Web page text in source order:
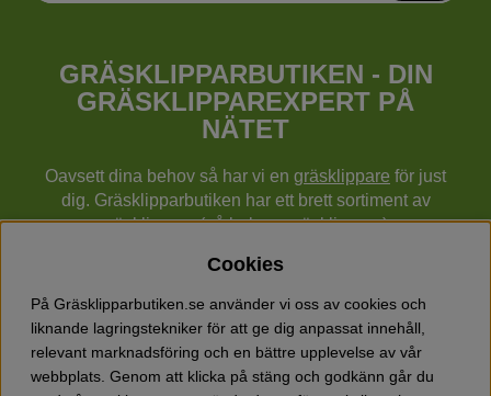
GRÄSKLIPPARBUTIKEN - DIN
GRÄSKLIPPAREXPERT PÅ
NÄTET
Oavsett dina behov så har vi en gräsklippare för just
dig. Gräsklipparbutiken har ett brett sortiment av
gräsklippare (gå bakom gräsklippare),
cylindergräsklippare, traktorer mm från Husqvarna,
Klippo och Gardena.
Utöver gräsklippare finns också ett brett sortiment hos
Gräsklipparbutiken med skog & trädgårdsprodukter så
som grästrimmers, röjsågar, motorsågar, häcksaxar,
Cookies
På Gräsklipparbutiken.se använder vi oss av cookies och
liknande lagringstekniker för att ge dig anpassat innehåll,
relevant marknadsföring och en bättre upplevelse av vår
webbplats. Genom att klicka på stäng och godkänn går du